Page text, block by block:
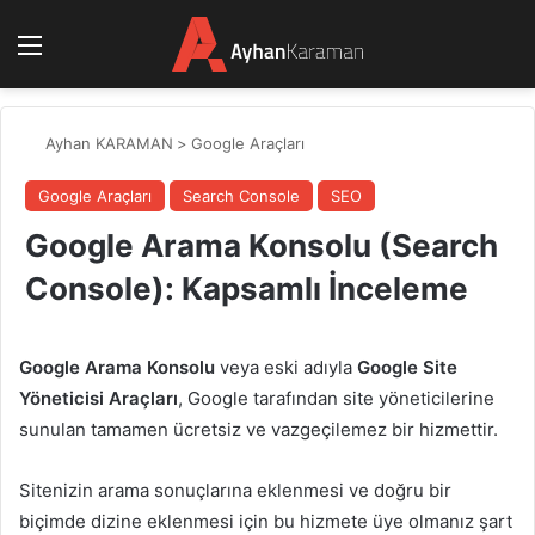
Ayhan KARAMAN > Google Araçları
Google Araçları Search Console SEO
Google Arama Konsolu (Search
Console): Kapsamlı İnceleme
Google Arama Konsolu veya eski adıyla Google Site
Yöneticisi Araçları, Google tarafından site yöneticilerine
sunulan tamamen ücretsiz ve vazgeçilemez bir hizmettir.
Sitenizin arama sonuçlarına eklenmesi ve doğru bir
biçimde dizine eklenmesi için bu hizmete üye olmanız şart